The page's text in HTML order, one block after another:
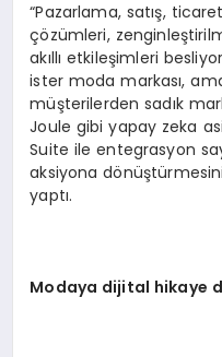
“Pazarlama, satış,
çözümleri,
akıllı etkileşimleri
ister moda markası,
müşterilerden sadık
Joule gibi yapay zeka
Suite ile entegrasyon
aksiyona dönüştürmesini
yaptı.
Modaya dijital hikaye